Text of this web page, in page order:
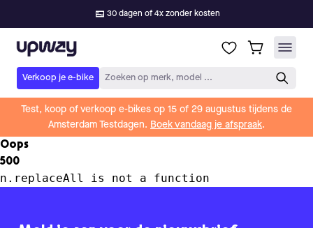
30 dagen of 4x zonder kosten
Upway
Verkoop je e-bike Zoeken op merk, model ...
Test, koop of verkoop e-bikes op 15 of 29 augustus tijdens de
Amsterdam Testdagen. Boek vandaag je afspraak.
Oops
500
n.replaceAll is not a function